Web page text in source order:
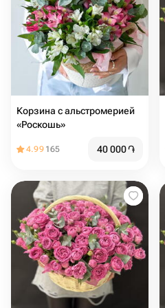
Корзина с альстромерией
«Роскошь»
4.99 165 40 000֏